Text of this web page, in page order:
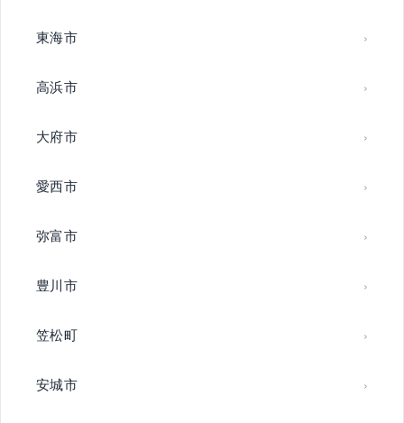
東海市
高浜市
大府市
愛西市
弥富市
豊川市
笠松町
安城市